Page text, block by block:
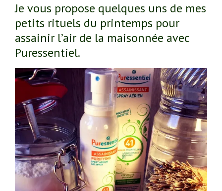
Je vous propose quelques uns de mes
petits rituels du printemps pour
assainir l’air de la maisonnée avec
Puressentiel.